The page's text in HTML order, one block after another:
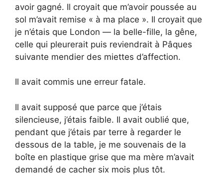
avoir gagné. Il croyait que m’avoir poussée au
sol m’avait remise « à ma place ». Il croyait que
je n’étais que London — la belle-fille, la gêne,
celle qui pleurerait puis reviendrait à Pâques
suivante mendier des miettes d’affection.
Il avait commis une erreur fatale.
Il avait supposé que parce que j’étais
silencieuse, j’étais faible. Il avait oublié que,
pendant que j’étais par terre à regarder le
dessous de la table, je me souvenais de la
boîte en plastique grise que ma mère m’avait
demandé de cacher six mois plus tôt.